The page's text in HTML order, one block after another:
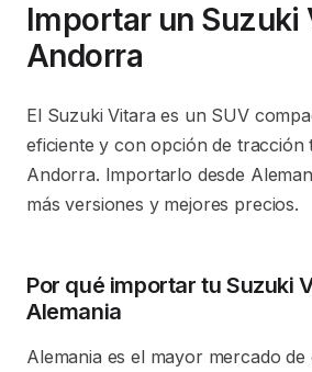
Importar un Suzuki
Andorra
El Suzuki Vitara es un SUV
eficiente y con opción de tracción
Andorra. Importarlo desde
más versiones y mejores precios.
Por qué importar tu Suzuki
Alemania
Alemania es el mayor mercado